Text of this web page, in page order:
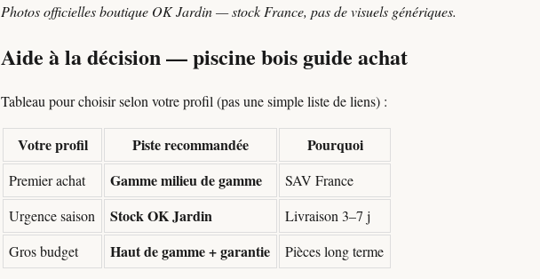
Photos officielles boutique OK Jardin — stock France, pas de visuels génériques.
Aide à la décision — piscine bois guide achat
Tableau pour choisir selon votre profil (pas une simple liste de liens) :
Votre profil Piste recommandée Pourquoi
Premier achat Gamme milieu de gamme
SAV France
Urgence saison
Stock OK Jardin
Livraison 3–7 j
Gros budget
Haut de gamme + garantie Pièces long terme